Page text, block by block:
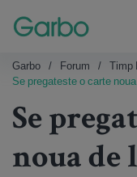
Garbo Forum Timp
Se pregateste o carte
Se
noua de